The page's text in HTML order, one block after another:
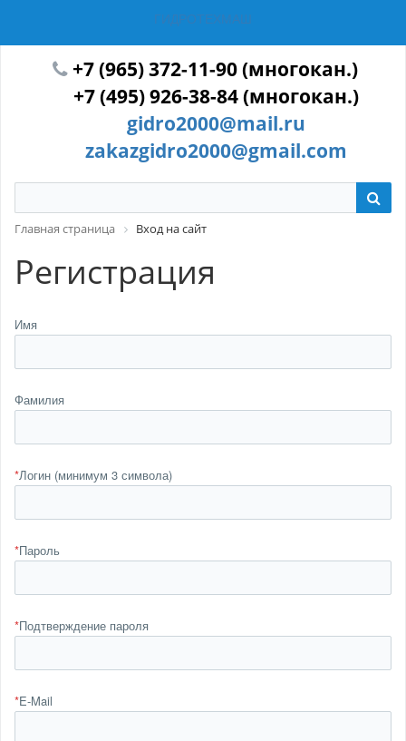
ГИДРОТЕХМАШ
+7 (965) 372-11-90 (многокан.)
+7 (495) 926-38-84 (многокан.)
gidro2000@mail.ru
zakazgidro2000@gmail.com
Главная страница Вход на сайт
Регистрация
Имя
Фамилия
*Логин (минимум 3 символа)
*Пароль
*Подтверждение пароля
*E-Mail